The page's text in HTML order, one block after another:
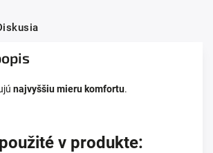
najvyššiu mieru komfortu.
v produkte: